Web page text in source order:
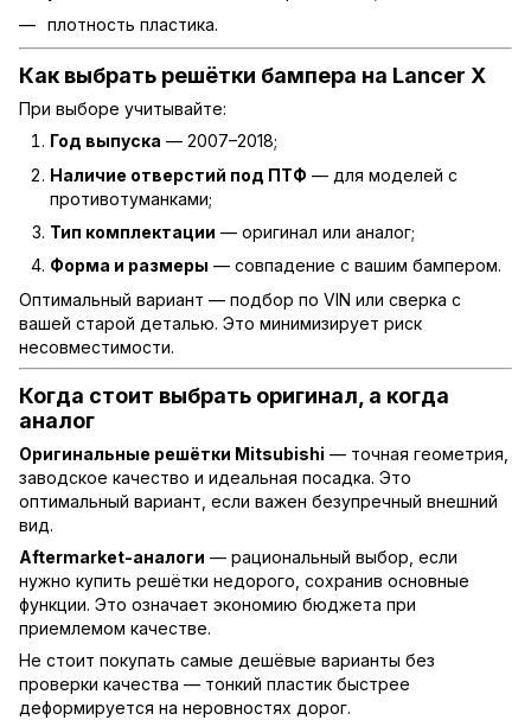
плотность пластика.
Как выбрать решётки бампера на Lancer X
При выборе учитывайте:
Год выпуска — 2007–2018;
Наличие отверстий под ПТФ — для моделей с
противотуманками;
Тип комплектации — оригинал или аналог;
Форма и размеры — совпадение с вашим бампером.
Оптимальный вариант — подбор по VIN или сверка с
вашей старой деталью. Это минимизирует риск
несовместимости.
Когда стоит выбрать оригинал, а когда
аналог
Оригинальные решётки Mitsubishi — точная геометрия,
заводское качество и идеальная посадка. Это
оптимальный вариант, если важен безупречный внешний
вид.
Aftermarket-аналоги — рациональный выбор, если
нужно купить решётки недорого, сохранив основные
функции. Это означает экономию бюджета при
приемлемом качестве.
Не стоит покупать самые дешёвые варианты без
проверки качества — тонкий пластик быстрее
деформируется на неровностях дорог.